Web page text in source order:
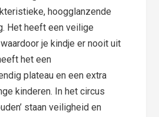
hoogglanzende
Het heeft een veilige
je kindje er nooit uit
het een
plateau en een extra
kinderen. In het circus
staan veiligheid en